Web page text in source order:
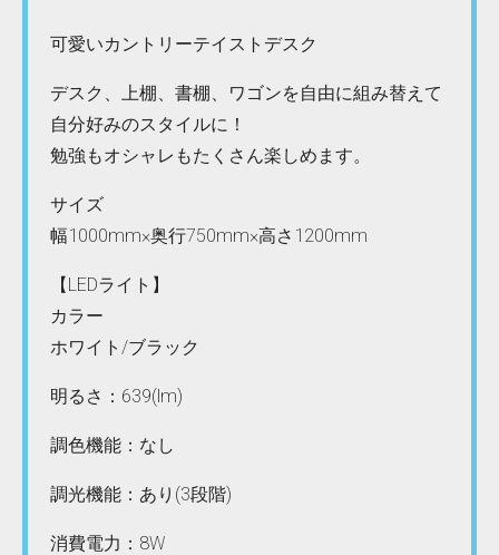
可愛いカントリーテイストデスク
デスク、上棚、書棚、ワゴンを自由に組み替えて
自分好みのスタイルに！
勉強もオシャレもたくさん楽しめます。
サイズ
幅1000mm×奥行750mm×高さ1200mm
【LEDライト】
カラー
ホワイト/ブラック
明るさ：639(lm)
調色機能：なし
調光機能：あり(3段階)
消費電力：8W